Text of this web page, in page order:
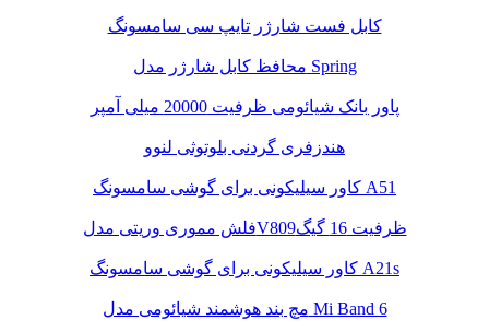
کابل فست شارژر تایپ سی سامسونگ
محافظ کابل شارژر مدل Spring
پاور بانک شیائومی ظرفیت 20000 میلی آمپر
هندزفری گردنی بلوتوثی لنوو
کاور سیلیکونی برای گوشی سامسونگ A51
فلش مموری وریتی مدلV809ظرفیت 16 گیگ
کاور سیلیکونی برای گوشی سامسونگ A21s
مچ بند هوشمند شیائومی مدل Mi Band 6